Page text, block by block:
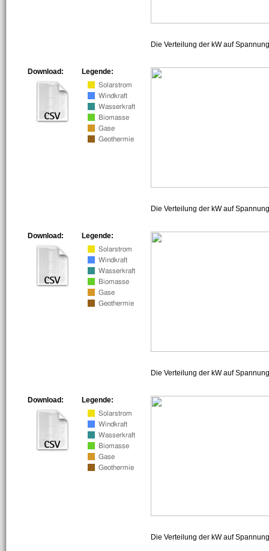
Die Verteilung der kW auf
Legende:
Download:
Die Verteilung der kW auf
Legende:
Download:
Die Verteilung der kW auf
Legende:
Download:
Die Verteilung der kW auf